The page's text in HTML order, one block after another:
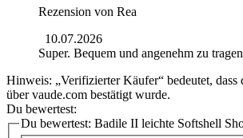
Rezension von Rea
10.07.2026
Super. Bequem und angenehm zu
Hinweis: „Verifizierter Käufer“ bedeutet,
über vaude.com bestätigt wurde.
Du bewertest:
Du bewertest: Badile II leichte Softshell